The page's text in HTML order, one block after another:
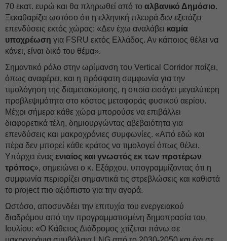
70 εκατ. ευρώ και θα πληρωθεί από το αλβανικό Δημόσιο.
Ξεκαθαρίζει ωστόσο ότι η ελληνική πλευρά δεν εξετάζει
επενδύσεις εκτός χώρας: «Δεν έχω αναλάβει καμία
υποχρέωση για FSRU εκτός Ελλάδος. Αν κάποιος θέλει να
κάνει, είναι δικό του θέμα».
Σημαντικό ρόλο στην ωρίμανση του Vertical Corridor παίζει,
όπως αναφέρει, και η πρόσφατη συμφωνία για την
τιμολόγηση της διαμετακόμισης, η οποία εισάγει μεγαλύτερη
προβλεψιμότητα στο κόστος μεταφοράς φυσικού αερίου.
Μέχρι σήμερα κάθε χώρα μπορούσε να επιβάλλει
διαφορετικά τέλη, δημιουργώντας αβεβαιότητα για
επενδύσεις και μακροχρόνιες συμφωνίες. «Από εδώ και
πέρα δεν μπορεί κάθε κράτος να τιμολογεί όπως θέλει.
Υπάρχει ένας ενιαίος και γνωστός εκ των προτέρων
τρόπος», σημειώνει ο κ. Εξάρχου, υπογραμμίζοντας ότι η
συμφωνία περιορίζει σημαντικά τις στρεβλώσεις και καθιστά
το project πιο αξιόπιστο για την αγορά.
Ωστόσο, αποσυνδέει την επιτυχία του ενεργειακού
διαδρόμου από την προγραμματισμένη δημοπρασία του
Ιουλίου: «Ο Κάθετος Διάδρομος χτίζεται πάνω σε